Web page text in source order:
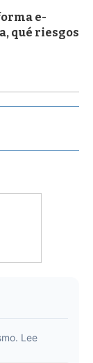
e-
qué riesgos